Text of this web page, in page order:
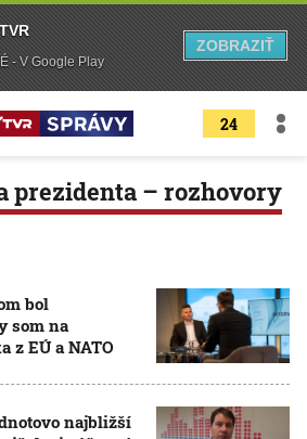
24
prezidenta – rozhovory
bol
som na
z EÚ a NATO
najbližší
- V Google Play
ZOBRAZIŤ